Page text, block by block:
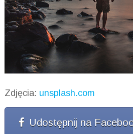
Zdjęcia: unsplash.com
Udostępnij na